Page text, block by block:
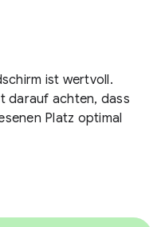
ist wertvoll.
darauf achten, dass
Platz optimal